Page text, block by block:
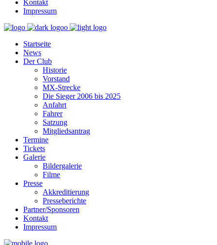
Kontakt
Impressum
Startseite
News
Der Club
Historie
Vorstand
MX-Strecke
Die Sieger 2006 bis 2025
Anfahrt
Fahrer
Satzung
Mitgliedsantrag
Termine
Tickets
Galerie
Bildergalerie
Filme
Presse
Akkreditierung
Presseberichte
Partner/Sponsoren
Kontakt
Impressum